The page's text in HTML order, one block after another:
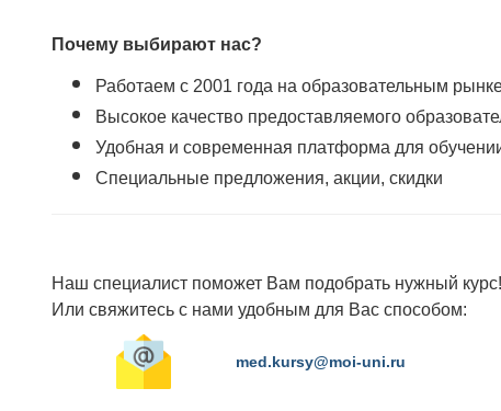
Почему выбирают нас?
Работаем с 2001 года на образовательным
Высокое качество предоставляемого
Удобная и современная платформа для
Специальные предложения, акции, скидки
Наш специалист поможет Вам подобрать нужный курс!
Или свяжитесь с нами удобным для Вас способом:
med.kursy@moi-uni.ru